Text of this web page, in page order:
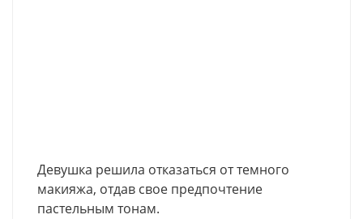
Девушка решила отказаться от темного
макияжа, отдав свое предпочтение
пастельным тонам.